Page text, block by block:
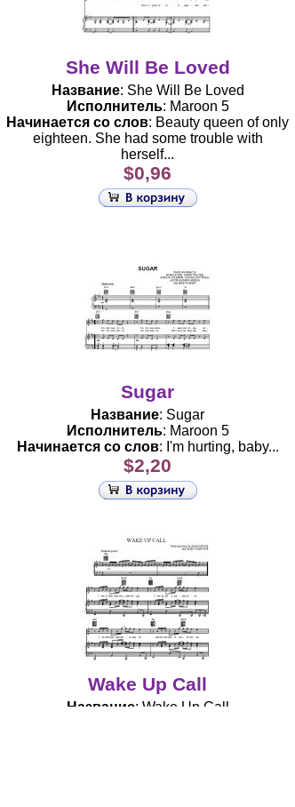
She Will Be Loved
Название: She Will Be Loved
Исполнитель: Maroon 5
Начинается со слов: Beauty queen of only
eighteen. She had some trouble with
herself...
$0,96
Sugar
Название: Sugar
Исполнитель: Maroon 5
Начинается со слов: I'm hurting, baby...
$2,20
Wake Up Call
Название: Wake Up Call